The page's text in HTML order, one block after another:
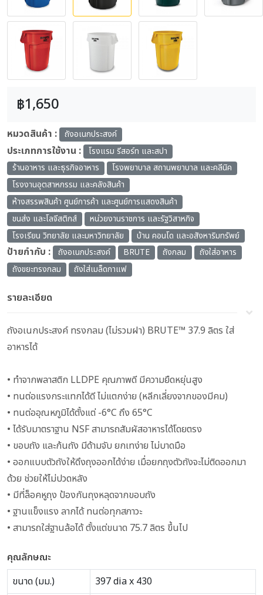
฿1,650
หมวดสินค้า : ถังอเนกประสงค์
ประเภทการใช้งาน :
โรงแรม รีสอร์ท และสปา
ร้านอาหาร และธุรกิจอาหาร
โรงพยาบาล สถานพยาบาล และคลีนิค
โรงงานอุตสาหกรรม และคลังสินค้า
ห้างสรรพสินค้า ศูนย์การค้า และศูนย์การแสดงสินค้า
ขนส่ง และโลจีสติกส์
หน่วยงานราชการ และรัฐวิสาหกิจ
โรงเรียน วิทยาลัย และมหาวิทยาลัย
บ้าน คอนโด และอสังหาริมทรัพย์
ป้ายกำกับ : ถังอเนกประสงค์ BRUTE ถังกลม
ถังใส่อาหาร
ถังขยะทรงกลม
ถังใส่เมล็ดกาแฟ
รายละเอียด
ถังอเนกประสงค์ ทรงกลม (ไม่รวมฝา) BRUTE™ 37.9 ลิตร ใส่
อาหารได้
• ทำจากพลาสติก LLDPE คุณภาพดี มีความยืดหยุ่นสูง
• ทนต่อแรงกระแทกได้ดี ไม่แตกง่าย (หลีกเลี่ยงจากของมีคม)
• ทนต่ออุณหภูมิได้ตั้งแต่ -6°C ถึง 65°C
• ได้รับมาตราฐาน NSF สามารถสัมผัสอาหารได้โดยตรง
• ขอบถัง และก้นถัง มีด้ามจับ ยกเทง่าย ไม่บาดมือ
• ออกแบบตัวถังให้ดึงถุงออกได้ง่าย เมื่อยกถุงตัวถังจะไม่ติดออกมา
ด้วย ช่วยให้ไม่ปวดหลัง
• มีที่ล็อคหูถุง ป้องกันถุงหลุดจากขอบถัง
• ฐานแข็งแรง ลากได้ ทนต่อทุกสภาวะ
• สามารถใส่ฐานล้อได้ ตั้งแต่ขนาด 75.7 ลิตร ขึ้นไป
คุณลักษณะ
ขนาด (มม.)
397 dia x 430